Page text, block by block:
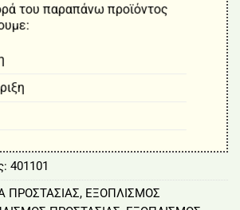
του παραπάνω προϊόντος
401101
ΠΡΟΣΤΑΣΙΑΣ, ΕΞΟΠΛΙΣΜΟΣ